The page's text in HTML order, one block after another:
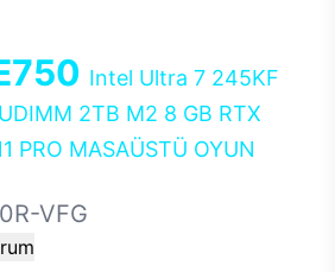
Intel Ultra 7 245KF
2TB M2 8 GB RTX
PRO MASAÜSTÜ OYUN
VFG